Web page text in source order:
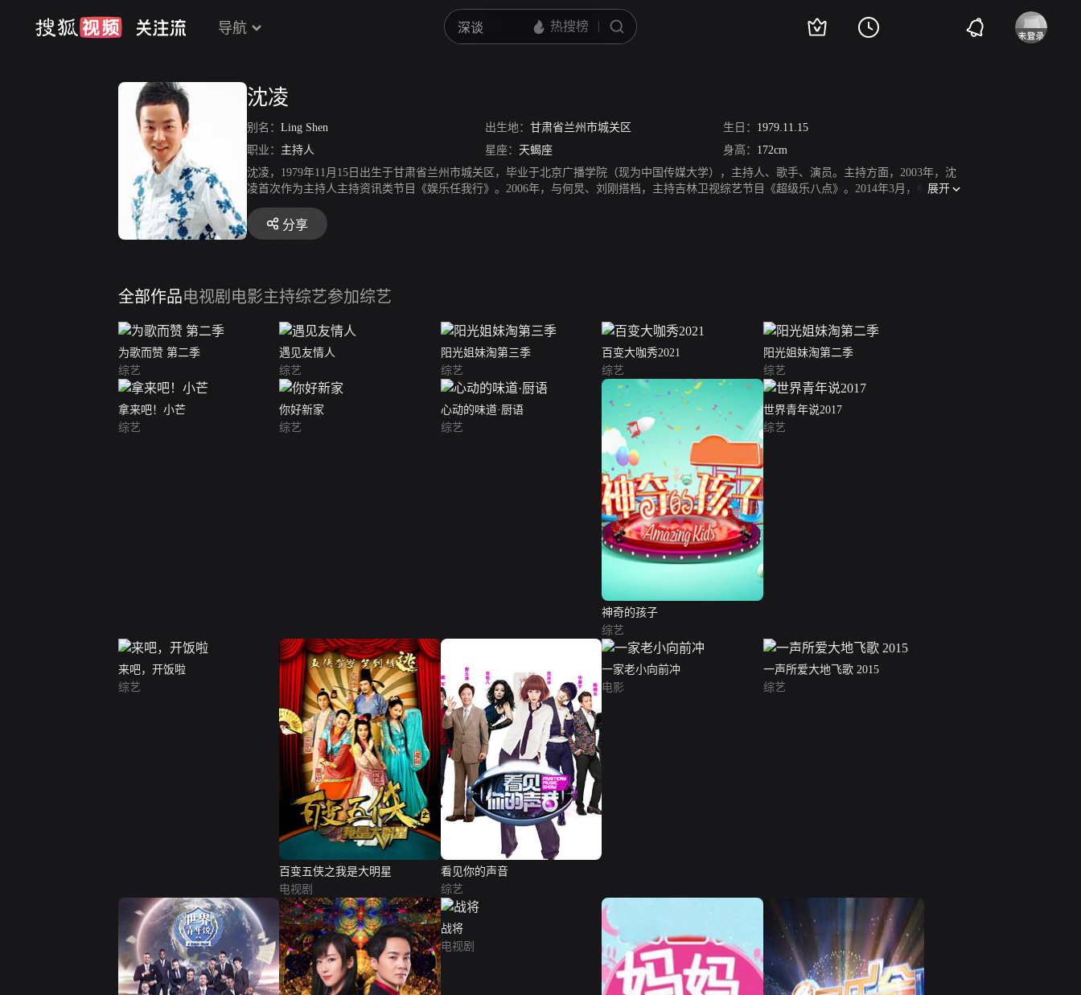
导航
沈凌
别名： Ling Shen 出生地： 甘肃省兰州市城关区 生日： 1979.11.15
职业： 主持人 星座： 天蝎座 身高： 172cm
沈凌，1979年11月15日出生于甘肃省兰州市城关区，毕业于北京广播学院（现为中国传媒大学），主持人、歌手、演员。主持方面，2003年，沈
凌首次作为主持人主持资讯类节目《娱乐任我行》。2006年，与何炅、刘刚搭档，主持吉林卫视综艺节目《超级乐八点》。2014年3月，参加湖南
卫视“新喜剧”节目《我们都爱笑》。音乐方面，2010年4月，沈凌发行EP首支单曲《分手了还可以做朋友》；9月，发布首张个人EP《我的幸
福》，同年获得第三届音乐风云榜年度最佳跨界新人奖。影视方面，2012年1月，沈凌参演电影《真心话大冒险》同名系列微电影之《上海故
事》；4月，出演由郭华执导、陈怡诚编剧的话剧《男闺蜜》。
展开
分享
全部作品电视剧 电影主持综艺参加综艺
为歌而赞 第二季
综艺
遇见友情人
综艺
阳光姐妹淘第三季
综艺
百变大咖秀2021
综艺
阳光姐妹淘第二季
综艺
拿来吧！小芒
综艺
你好新家
综艺
心动的味道·厨语
综艺
神奇的孩子
综艺
世界青年说2017
综艺
来吧，开饭啦
综艺
百变五侠之我是大明星
电视剧
看见你的声音
综艺
一家老小向前冲
电影
一声所爱大地飞歌 2015
综艺
战将
电视剧